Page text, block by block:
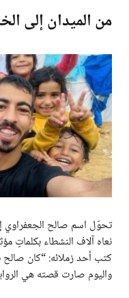
من الميدان إلى
تحوّل اسم صالح الجعفراوي
نعاه آلاف النشطاء بكلماتٍ
كتب أحد زملائه: “كان
واليوم صارت قصته هي